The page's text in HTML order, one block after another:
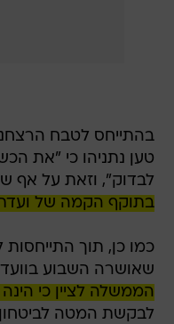
בהתייחס לטבח
טען נתניהו כי "את
לבדוק", וזאת על אף
בתוקף הקמה של
כמו כן, תוך
שאושרה השבוע
הממשלה לציין כי
לבקשת המטה